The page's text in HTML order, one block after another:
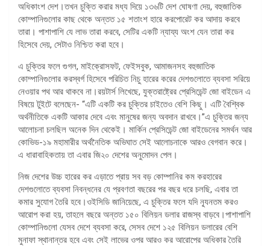
অধিকাংশ দেশ।তখন চুক্তি করার মধ্য দিয়ে ১৩৬টি দেশ ঘোষণা দেয়, বহুজাতিক
কোম্পানিগুলোর কাছ থেকে অন্তত ১৫ শতাংশ হারে করপোরেট কর আদায় করবে
তারা। পাশাপাশি যে লাভ তারা করবে, সেটির একটি ন্যায্য অংশ যেন তারা কর
হিসেবে দেয়, সেটাও নিশ্চিত করা হবে।
এ চুক্তির ফলে গুগল, মাইক্রোসফট, ফেইসবুক, আমাজনসহ বহুজাতিক
কোম্পানিগুলোর করস্বর্গ হিসেবে পরিচিত নিচু হারের করের দেশগুলোতে ব্যবসা সরিয়ে
নেওয়ার পথ আর থাকবে না।রয়টার্স লিখেছে, যুক্তরাষ্ট্রের প্রেসিডেন্ট জো বাইডেন এ
বিষয়ে টুইটে বলেছেন- “এটি একটি কর চুক্তির চাইতেও বেশি কিছু। এটি বৈশ্বিক
অর্থনীতিকে একটি আকার দেবে এবং মানুষের জন্য অবদান রাখবে।”এ চুক্তির জন্য
আলোচনা চলছিল অনেক দিন থেকেই। মার্কিন প্রেসিডেন্ট জো বাইডেনের সমর্থন আর
কোভিড-১৯ মহামারীর অর্থনৈতিক অভিঘাত সেই আলোচনাকে আরও বেগবান করে।
এ ধারাবাহিকতায় তা এবার জি২০ দেশের অনুমোদন পেল।
নিজ দেশের উচ্চ হারের কর এড়াতে প্রায় সব বড় কোম্পানির কম করহারের
দেশগুলোতে ব্যবসা নিবন্ধনের যে প্রবণতা বছরের পর বছর ধরে চলছি, এবার তা
কমার সুযোগ তৈরি হবে।ওইসিডি জানিয়েছে, এ চুক্তির ফলে যদি ন্যূনতম করও
আরোপ করা হয়, তাহলে বছরে অন্তত ১৫০ বিলিয়ন ডলার রাজস্ব বাড়বে।পাশাপাশি
কোম্পানিগুলো যেসব দেশে ব্যবসা করে, সেসব দেশে ১২৫ বিলিয়ন ডলারের বেশি
মুনাফা স্থানান্তর হবে এবং সেই লাভের ওপর আরও কর আরোপের অধিকার তৈরি